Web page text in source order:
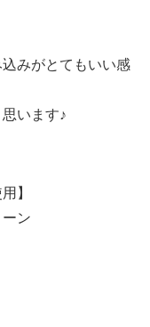
みがとてもいい感
います♪
】
ーン